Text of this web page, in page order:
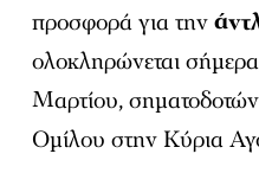
προσφορά για την
ολοκληρώνεται
Μαρτίου,
Ομίλου στην Κύρια